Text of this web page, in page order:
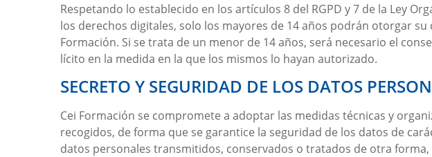
Respetando lo establecido en los artículos 8 del RGPD y 7 de la Ley
los derechos digitales, solo los mayores de 14 años podrán otorgar
Formación. Si se trata de un menor de 14 años, será necesario el
lícito en la medida en la que los mismos lo hayan autorizado.
SECRETO Y SEGURIDAD DE LOS DATOS
Cei Formación se compromete a adoptar las medidas técnicas y
recogidos, de forma que se garantice la seguridad de los datos de
datos personales transmitidos, conservados o tratados de otra